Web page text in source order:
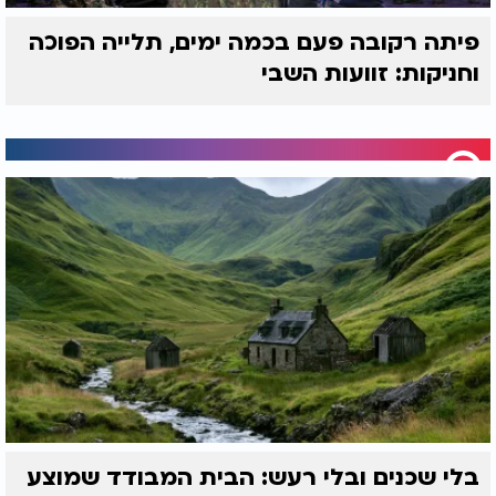
פיתה רקובה פעם בכמה ימים, תלייה הפוכה
וחניקות: זוועות השבי
בלי שכנים ובלי רעש: הבית המבודד שמוצע